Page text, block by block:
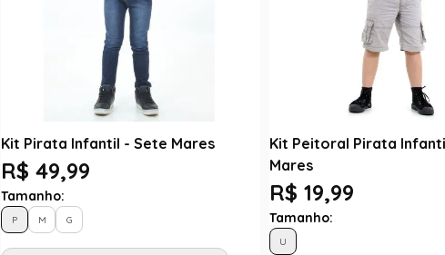
Kit Pirata Infantil - Sete Mares
R$ 49,99
Tamanho:
P M G
Kit Peitoral Pirata
Mares
R$ 19,99
Tamanho:
U